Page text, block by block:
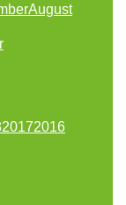
August
20172016